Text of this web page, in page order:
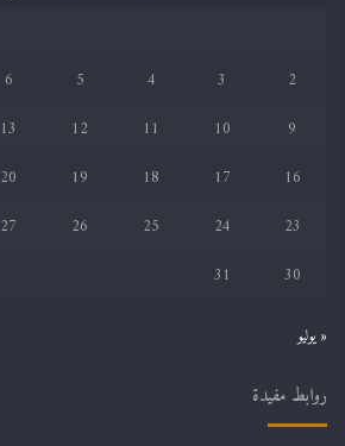
2
3
4
5
6
9
10
11
12
13
16
17
18
19
20
23
24
25
26
27
30
31
« يوليو
روابط مفيدة